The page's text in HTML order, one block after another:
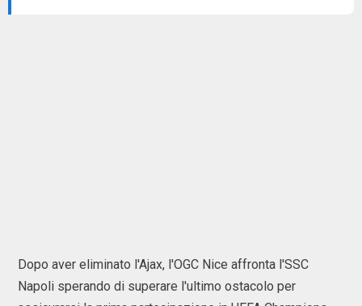
Dopo aver eliminato l'Ajax, l'OGC Nice affronta l'SSC
Napoli sperando di superare l'ultimo ostacolo per